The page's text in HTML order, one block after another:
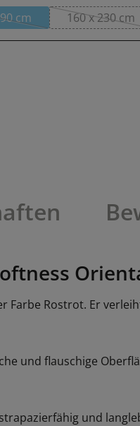
cmOption ist zurzeit nicht
160 x 230 cm
(Diese
Rostrot. Er
und flauschige
und